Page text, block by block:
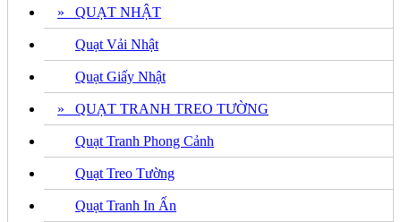
» QUẠT NHẬT
Quạt Vải Nhật
Quạt Giấy Nhật
» QUẠT TRANH TREO TƯỜNG
Quạt Tranh Phong Cảnh
Quạt Treo Tường
Quạt Tranh In Ấn